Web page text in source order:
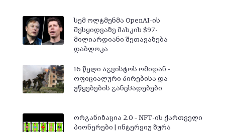
სემ ოლტმენმა OpenAI-ის
შესყიდვაზე მასკის $97-
მილიარდიანი შეთავაზება
დაბლოკა
16 წელი აგვისტოს ომიდან -
ოფიციალური პირებისა და
უწყებების განცხადებები
ორგანიზაცია 2.0 – NFT-ის ქართველი
პიონერები | ინტერვიუ ზურა